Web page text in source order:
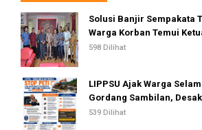
Solusi Banjir Sempakata
Warga Korban Temui
598 Dilihat
LIPPSU Ajak Warga
Gordang Sambilan,
Melawan Mafia PETI
539 Dilihat